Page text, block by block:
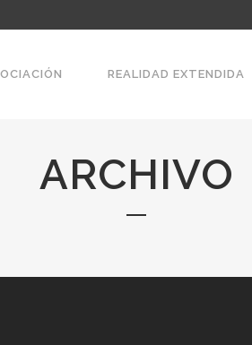
REALIDAD EXTENDIDA
ARCHIVO